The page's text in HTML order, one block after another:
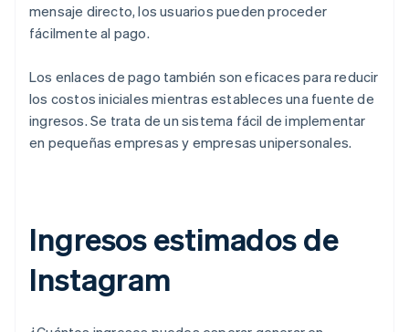
mensaje directo, los usuarios pueden proceder
fácilmente al pago.
Los enlaces de pago también son eficaces para reducir
los costos iniciales mientras estableces una fuente de
ingresos. Se trata de un sistema fácil de implementar
en pequeñas empresas y empresas unipersonales.
Ingresos estimados de
Instagram